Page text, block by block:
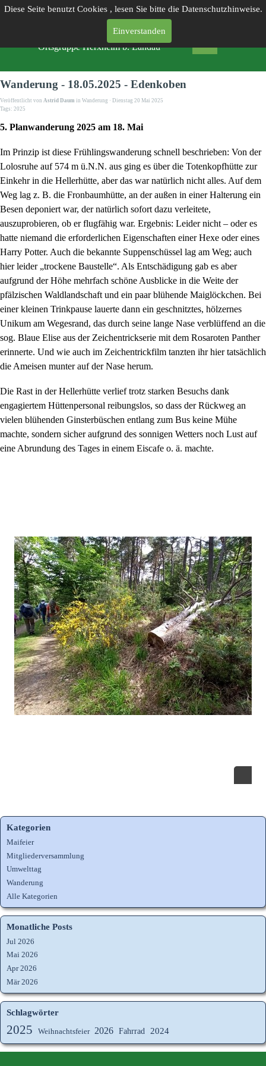
Diese Seite benutzt Cookies , lesen Sie bitte die Datenschutzhinweise.
Einverstanden
PFÄLZERWALD-VEREIN
Ortsgruppe Herxheim b. Landau
Wanderung - 18.05.2025 - Edenkoben
Veröffentlicht von Astrid Daum in Wanderung · Dienstag 20 Mai 2025
Tags: 2025
5. Planwanderung 2025 am 18. Mai
Im Prinzip ist diese Frühlingswanderung schnell beschrieben: Von der
Lolosruhe auf 574 m ü.N.N. aus ging es über die Totenkopfhütte zur
Einkehr in die Hellerhütte, aber das war natürlich nicht alles. Auf dem
Weg lag z. B. die Fronbaumhütte, an der außen in einer Halterung ein
Besen deponiert war, der natürlich sofort dazu verleitete,
auszuprobieren, ob er flugfähig war. Ergebnis: Leider nicht – oder es
hatte niemand die erforderlichen Eigenschaften einer Hexe oder eines
Harry Potter. Auch die bekannte Suppenschüssel lag am Weg; auch
hier leider „trockene Baustelle“. Als Entschädigung gab es aber
aufgrund der Höhe mehrfach schöne Ausblicke in die Weite der
pfälzischen Waldlandschaft und ein paar blühende Maiglöckchen. Bei
einer kleinen Trinkpause lauerte dann ein geschnitztes, hölzernes
Unikum am Wegesrand, das durch seine lange Nase verblüffend an die
sog. Blaue Elise aus der Zeichentrickserie mit dem Rosaroten Panther
erinnerte. Und wie auch im Zeichentrickfilm tanzten ihr hier tatsächlich
die Ameisen munter auf der Nase herum.
Die Rast in der Hellerhütte verlief trotz starken Besuchs dank
engagiertem Hüttenpersonal reibungslos, so dass der Rückweg an
vielen blühenden Ginsterbüschen entlang zum Bus keine Mühe
machte, sondern sicher aufgrund des sonnigen Wetters noch Lust auf
eine Abrundung des Tages in einem Eiscafe o. ä. machte.
Kategorien
Maifeier
Mitgliederversammlung
Umwelttag
Wanderung
Alle Kategorien
Monatliche Posts
Jul 2026
Mai 2026
Apr 2026
Mär 2026
Schlagwörter
2025 Weihnachtsfeier 2026 Fahrrad 2024